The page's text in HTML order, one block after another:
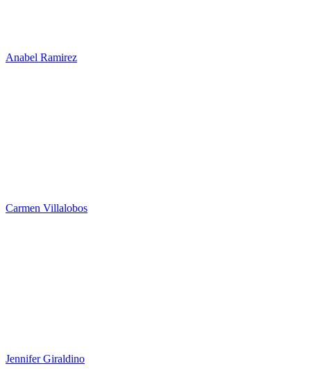
Anabel Ramirez
Carmen Villalobos
Jennifer Giraldino